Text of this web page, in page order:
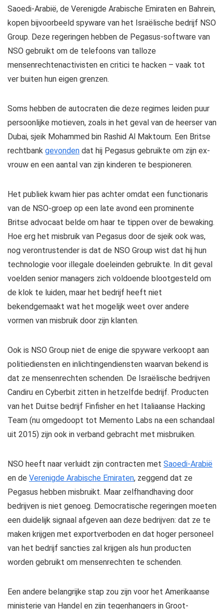
Saoedi-Arabië, de Verenigde Arabische Emiraten en Bahrein,
kopen bijvoorbeeld spyware van het Israëlische bedrijf NSO
Group. Deze regeringen hebben de Pegasus-software van
NSO gebruikt om de telefoons van talloze
mensenrechtenactivisten en critici te hacken – vaak tot
ver buiten hun eigen grenzen.
Soms hebben de autocraten die deze regimes leiden puur
persoonlijke motieven, zoals in het geval van de heerser van
Dubai, sjeik Mohammed bin Rashid Al Maktoum. Een Britse
rechtbank gevonden dat hij Pegasus gebruikte om zijn ex-
vrouw en een aantal van zijn kinderen te bespioneren.
Het publiek kwam hier pas achter omdat een functionaris
van de NSO-groep op een late avond een prominente
Britse advocaat belde om haar te tippen over de bewaking.
Hoe erg het misbruik van Pegasus door de sjeik ook was,
nog verontrustender is dat de NSO Group wist dat hij hun
technologie voor illegale doeleinden gebruikte. In dit geval
voelden senior managers zich voldoende blootgesteld om
de klok te luiden, maar het bedrijf heeft niet
bekendgemaakt wat het mogelijk weet over andere
vormen van misbruik door zijn klanten.
Ook is NSO Group niet de enige die spyware verkoopt aan
politiediensten en inlichtingendiensten waarvan bekend is
dat ze mensenrechten schenden. De Israëlische bedrijven
Candiru en Cyberbit zitten in hetzelfde bedrijf. Producten
van het Duitse bedrijf Finfisher en het Italiaanse Hacking
Team (nu omgedoopt tot Memento Labs na een schandaal
uit 2015) zijn ook in verband gebracht met misbruiken.
NSO heeft naar verluidt zijn contracten met Saoedi-Arabië
en de Verenigde Arabische Emiraten, zeggend dat ze
Pegasus hebben misbruikt. Maar zelfhandhaving door
bedrijven is niet genoeg. Democratische regeringen moeten
een duidelijk signaal afgeven aan deze bedrijven: dat ze te
maken krijgen met exportverboden en dat hoger personeel
van het bedrijf sancties zal krijgen als hun producten
worden gebruikt om mensenrechten te schenden.
Een andere belangrijke stap zou zijn voor het Amerikaanse
ministerie van Handel en zijn tegenhangers in Groot-